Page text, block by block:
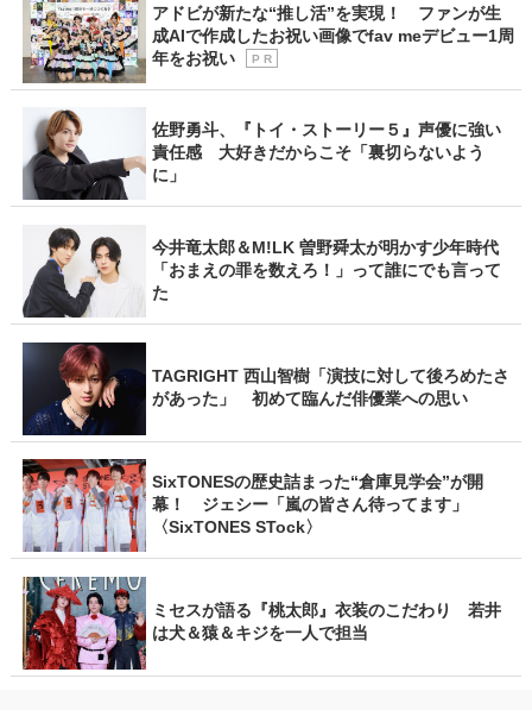
アドビが新たな“推し活”を実現！ ファンが生
成AIで作成したお祝い画像でfav meデビュー1周
年をお祝い
P R
佐野勇斗、『トイ・ストーリー５』声優に強い
責任感 大好きだからこそ「裏切らないよう
に」
今井竜太郎＆M!LK 曽野舜太が明かす少年時代
「おまえの罪を数えろ！」って誰にでも言って
た
TAGRIGHT 西山智樹「演技に対して後ろめたさ
があった」 初めて臨んだ俳優業への思い
SixTONESの歴史詰まった“倉庫見学会”が開
幕！ ジェシー「嵐の皆さん待ってます」
〈SixTONES STock〉
ミセスが語る『桃太郎』衣装のこだわり 若井
は犬＆猿＆キジを一人で担当